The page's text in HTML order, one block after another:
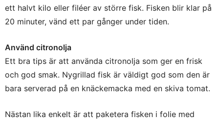
ett halvt kilo eller filéer av större fisk. Fisken blir klar på
20 minuter, vänd ett par gånger under tiden.
Använd citronolja
Ett bra tips är att använda citronolja som ger en frisk
och god smak. Nygrillad fisk är väldigt god som den är
bara serverad på en knäckemacka med en skiva tomat.
Nästan lika enkelt är att paketera fisken i folie med